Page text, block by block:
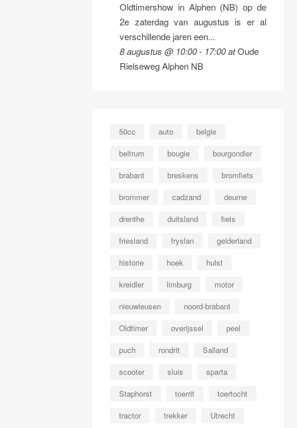
Oldtimershow in Alphen (NB) op de
2e zaterdag van augustus is er al
verschillende jaren een...
8 augustus @ 10:00- 17:00atOude
Rielseweg Alphen NB
50cc auto
belgie
beltrum
bougie
bourgondier
brabant
breskens
bromfiets
brommer
cadzand
deurne
drenthe
duitsland
fiets
friesland
fryslan
gelderland
historie
hoek
hulst
kreidler
limburg
motor
nieuwleusen
noord-brabant
Oldtimer
overijssel
peel
puch
rondrit
Salland
scooter
sluis
sparta
Staphorst
toerrit
toertocht
tractor
trekker
Utrecht